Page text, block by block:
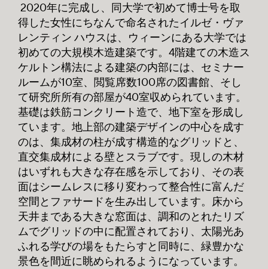
2020年に完成し、同大学で初めて博士号を取
得した女性にちなんで命名されたイルゼ・ヴァ
レンティン ハウスは、ウィーンにある大学では
初めての大規模木造建築です。4階建ての木造ス
ケルトン構法による建築の内部には、セミナー
ルームが10室、閲覧席数100席の図書館、そし
て研究所所有の部屋が40室収められています。
基礎は鉄筋コンクリート造で、地下室を形成し
ています。地上部の建築デザインの中心を成す
のは、集成材の柱が成す構造的なグリッドと、
直交集成材による壁とスラブです。現しの木材
はいずれも大きな存在感を示しており、その表
面はシームレスに移り変わって整合性に富んだ
空間とファサードを生み出しています。床から
天井まである大きな窓面は、調和のとれたリズ
ムでグリッドの中に配置されており、太陽光あ
ふれる学びの場をもたらすと同時に、緑豊かな
景色を間近に眺められるようになっています。